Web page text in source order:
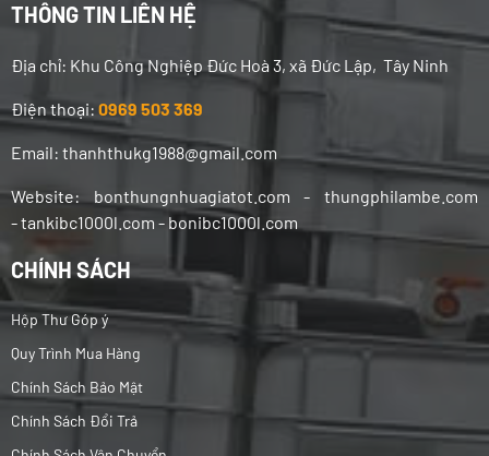
THÔNG TIN LIÊN HỆ
Địa chỉ: Khu Công Nghiệp Đức Hoà 3, xã Đức Lập, Tây Ninh
Điện thoại: 0969 503 369
Email: thanhthukg1988@gmail.com
Website: bonthungnhuagiatot.com - thungphilambe.com
-tankibc1000l.com - bonibc1000l.com
CHÍNH SÁCH
Hộp Thư Góp ý
Quy Trình Mua Hàng
Chính Sách Bảo Mật
Chính Sách Đổi Trả